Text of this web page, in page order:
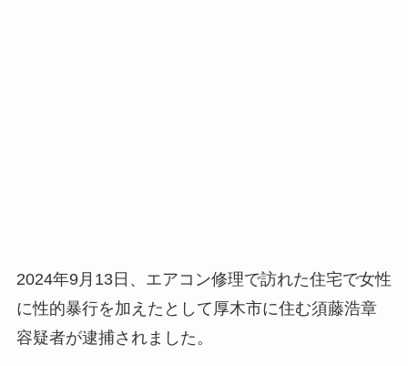
2024年9月13日、エアコン修理で訪れた住宅で女性
に性的暴行を加えたとして厚木市に住む須藤浩章
容疑者が逮捕されました。